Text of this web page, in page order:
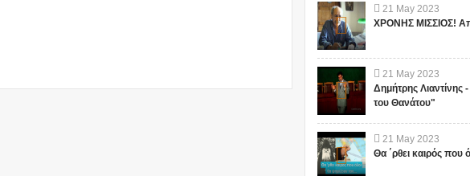
21 May 2023
ΧΡΟΝΗΣ ΜΙΣΣΙΟΣ!
21 May 2023
Δημήτρης
του Θανάτου"
21 May 2023
Θα ΄ρθει καιρός που